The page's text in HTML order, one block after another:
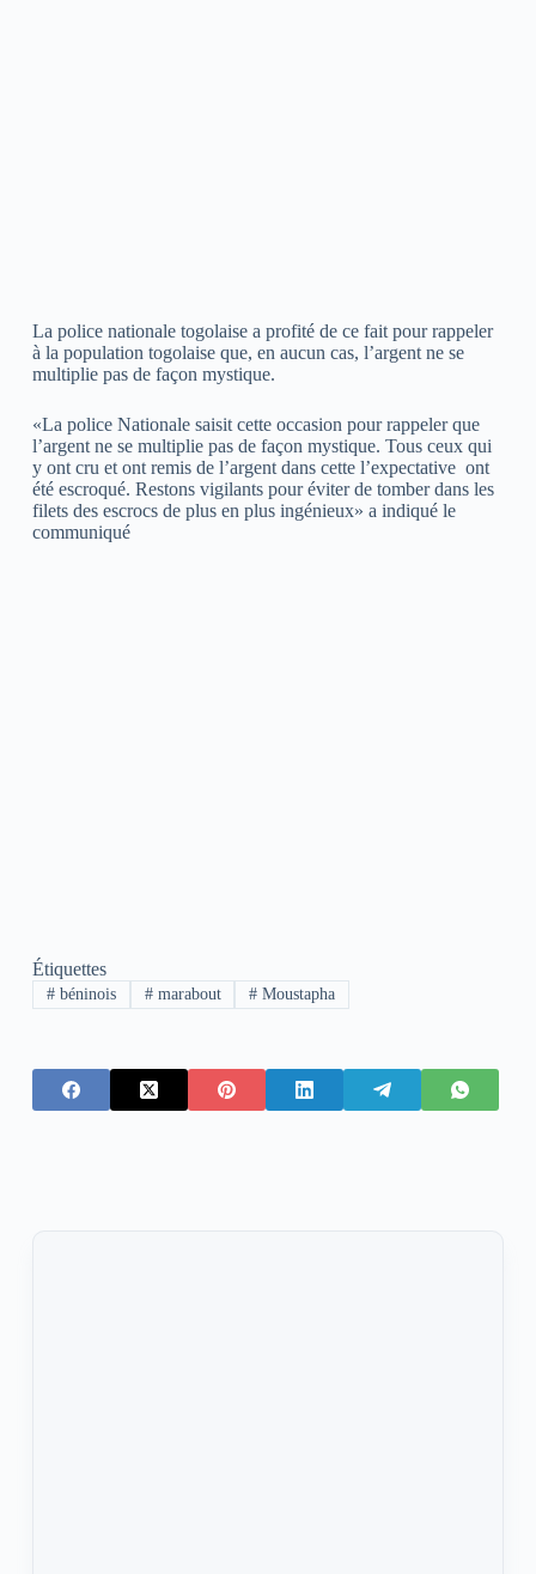
La police nationale togolaise a profité de ce fait pour rappeler
à la population togolaise que, en aucun cas, l’argent ne se
multiplie pas de façon mystique.
«La police Nationale saisit cette occasion pour rappeler que
l’argent ne se multiplie pas de façon mystique. Tous ceux qui
y ont cru et ont remis de l’argent dans cette l’expectative ont
été escroqué. Restons vigilants pour éviter de tomber dans les
filets des escrocs de plus en plus ingénieux» a indiqué le
communiqué
Étiquettes
#béninois #marabout # Moustapha